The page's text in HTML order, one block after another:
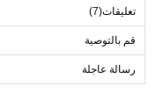
50
52
تعليقات(7)
قم بالتوصية
رسالة عاجلة